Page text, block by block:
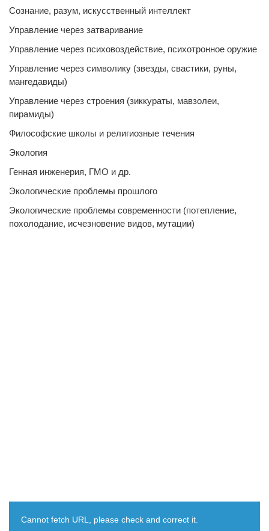
Сознание, разум, искусственный интеллект
Управление через затваривание
Управление через психовоздействие, психотронное оружие
Управление через символику (звезды, свастики, руны,
мангедавиды)
Управление через строения (зиккураты, мавзолеи,
пирамиды)
Философские школы и религиозные течения
Экология
Генная инженерия, ГМО и др.
Экологические проблемы прошлого
Экологические проблемы современности (потепление,
похолодание, исчезновение видов, мутации)
Cannot fetch URL, please check and correct it.